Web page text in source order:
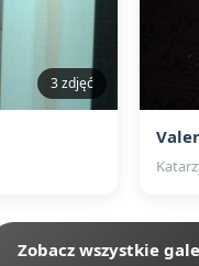
3 zdjęć
Zobacz wszystkie